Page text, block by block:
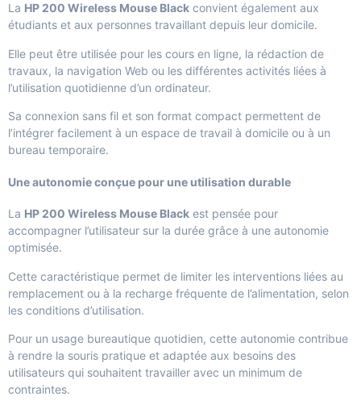
La HP 200 Wireless Mouse Black convient également aux
étudiants et aux personnes travaillant depuis leur domicile.
Elle peut être utilisée pour les cours en ligne, la rédaction de
travaux, la navigation Web ou les différentes activités liées à
l’utilisation quotidienne d’un ordinateur.
Sa connexion sans fil et son format compact permettent de
l’intégrer facilement à un espace de travail à domicile ou à un
bureau temporaire.
Une autonomie conçue pour une utilisation durable
La HP 200 Wireless Mouse Black est pensée pour
accompagner l’utilisateur sur la durée grâce à une autonomie
optimisée.
Cette caractéristique permet de limiter les interventions liées au
remplacement ou à la recharge fréquente de l’alimentation, selon
les conditions d’utilisation.
Pour un usage bureautique quotidien, cette autonomie contribue
à rendre la souris pratique et adaptée aux besoins des
utilisateurs qui souhaitent travailler avec un minimum de
contraintes.